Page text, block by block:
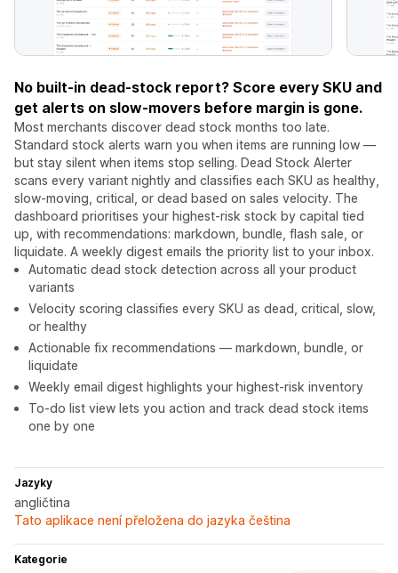
No built-in dead-stock report? Score every SKU and
get alerts on slow-movers before margin is gone.
Most merchants discover dead stock months too late.
Standard stock alerts warn you when items are running low —
but stay silent when items stop selling. Dead Stock Alerter
scans every variant nightly and classifies each SKU as healthy,
slow-moving, critical, or dead based on sales velocity. The
dashboard prioritises your highest-risk stock by capital tied
up, with recommendations: markdown, bundle, flash sale, or
liquidate. A weekly digest emails the priority list to your inbox.
Automatic dead stock detection across all your product
variants
Velocity scoring classifies every SKU as dead, critical, slow,
or healthy
Actionable fix recommendations — markdown, bundle, or
liquidate
Weekly email digest highlights your highest-risk inventory
To-do list view lets you action and track dead stock items
one by one
Jazyky
angličtina
Tato aplikace není přeložena do jazyka čeština
Kategorie